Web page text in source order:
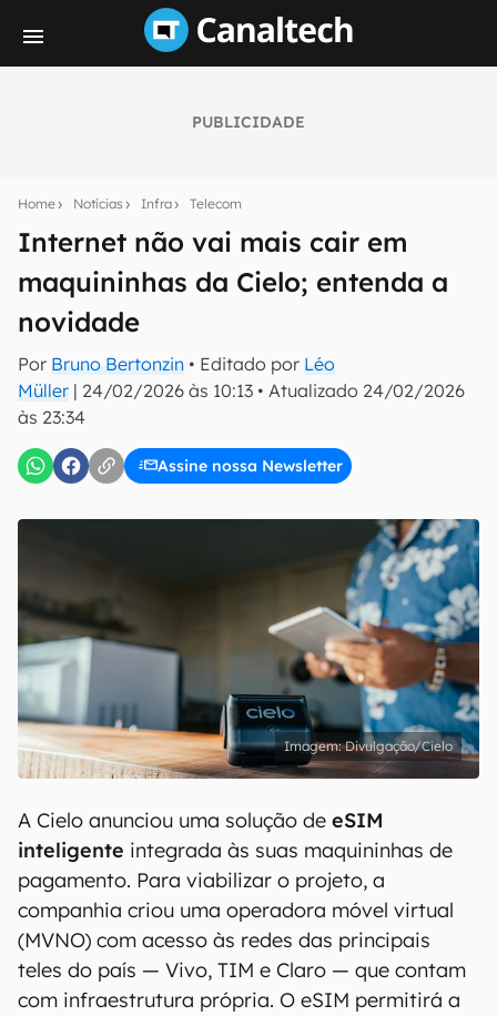
PUBLICIDADE
Home Notícias Infra Telecom
Internet não vai mais cair em
maquininhas da Cielo; entenda a
novidade
Por Bruno Bertonzin • Editado por Léo
Müller | 24/02/2026 às 10:13 • Atualizado 24/02/2026
às 23:34
Assine nossa Newsletter
notícias e reviews sobre tecnologia em primeira
mão.
E-mail
inscreva-se
Uso e Política de Privacidade do Canaltech.
Divulgação/Cielo
A Cielo anunciou uma solução de eSIM
inteligente integrada às suas maquininhas de
pagamento. Para viabilizar o projeto, a
companhia criou uma operadora móvel virtual
(MVNO) com acesso às redes das principais
teles do país — Vivo, TIM e Claro — que contam
com infraestrutura própria. O eSIM permitirá a